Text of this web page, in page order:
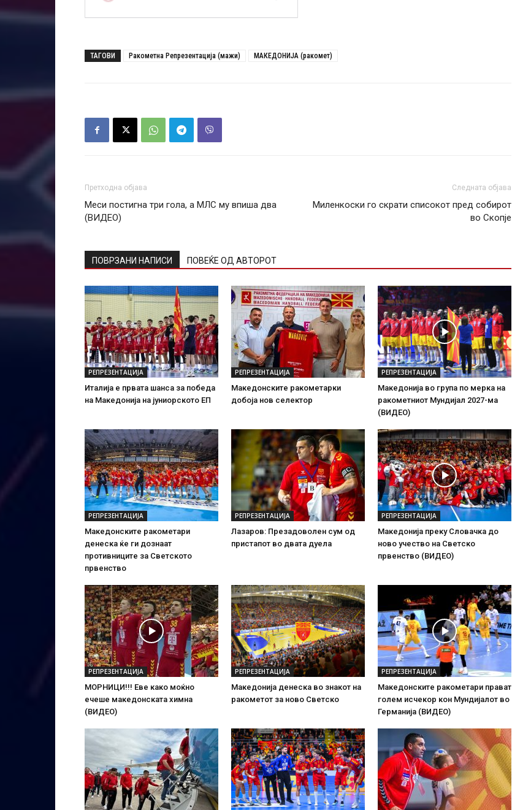
ТАГОВИ Ракометна Репрезентација (мажи) МАКЕДОНИЈА (ракомет)
Претходна објава
Меси постигна три гола, а МЛС му впиша два
(ВИДЕО)
Следната објава
Миленкоски го скрати списокот пред собирот
во Скопје
ПОВРЗАНИ НАПИСИ ПОВЕЌЕ ОД АВТОРОТ
РЕПРЕЗЕНТАЦИЈА
Италија е првата шанса за победа
на Македонија на јуниорското ЕП
РЕПРЕЗЕНТАЦИЈА
Македонските ракометарки
добоја нов селектор
РЕПРЕЗЕНТАЦИЈА
Македонија во група по мерка на
ракометниот Мундијал 2027-ма
(ВИДЕО)
РЕПРЕЗЕНТАЦИЈА
Македонските ракометари
денеска ќе ги дознаат
противниците за Светското
првенство
РЕПРЕЗЕНТАЦИЈА
Лазаров: Презадоволен сум од
пристапот во двата дуела
РЕПРЕЗЕНТАЦИЈА
Македонија преку Словачка до
ново учество на Светско
првенство (ВИДЕО)
РЕПРЕЗЕНТАЦИЈА
МОРНИЦИ!!! Еве како моќно
ечеше македонската химна
(ВИДЕО)
РЕПРЕЗЕНТАЦИЈА
Македонија денеска во знакот на
ракометот за ново Светско
РЕПРЕЗЕНТАЦИЈА
Македонските ракометари прават
голем исчекор кон Мундијалот во
Германија (ВИДЕО)